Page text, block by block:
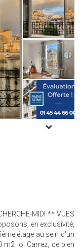
MIDI ** VUES
en exclusivité,
étage au sein d'un
m2 loi Carrez, ce bien